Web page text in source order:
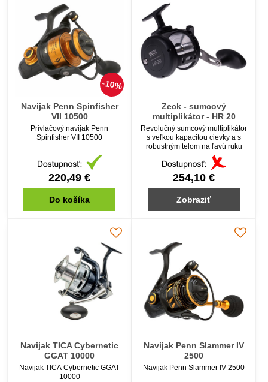
10%
Navijak Penn Spinfisher
VII 10500
Prívlačový navijak Penn
Spinfisher VII 10500
220,49 €
Do košíka
Zeck - sumcový
multiplikátor - HR 20
Revolučný sumcový multiplikátor
s veľkou kapacitou cievky a s
robustným telom na ľavú ruku
254,10 €
Zobraziť
Navijak TICA Cybernetic
GGAT 10000
Navijak TICA Cybernetic GGAT
10000
Navijak Penn Slammer IV
2500
Navijak Penn Slammer IV 2500